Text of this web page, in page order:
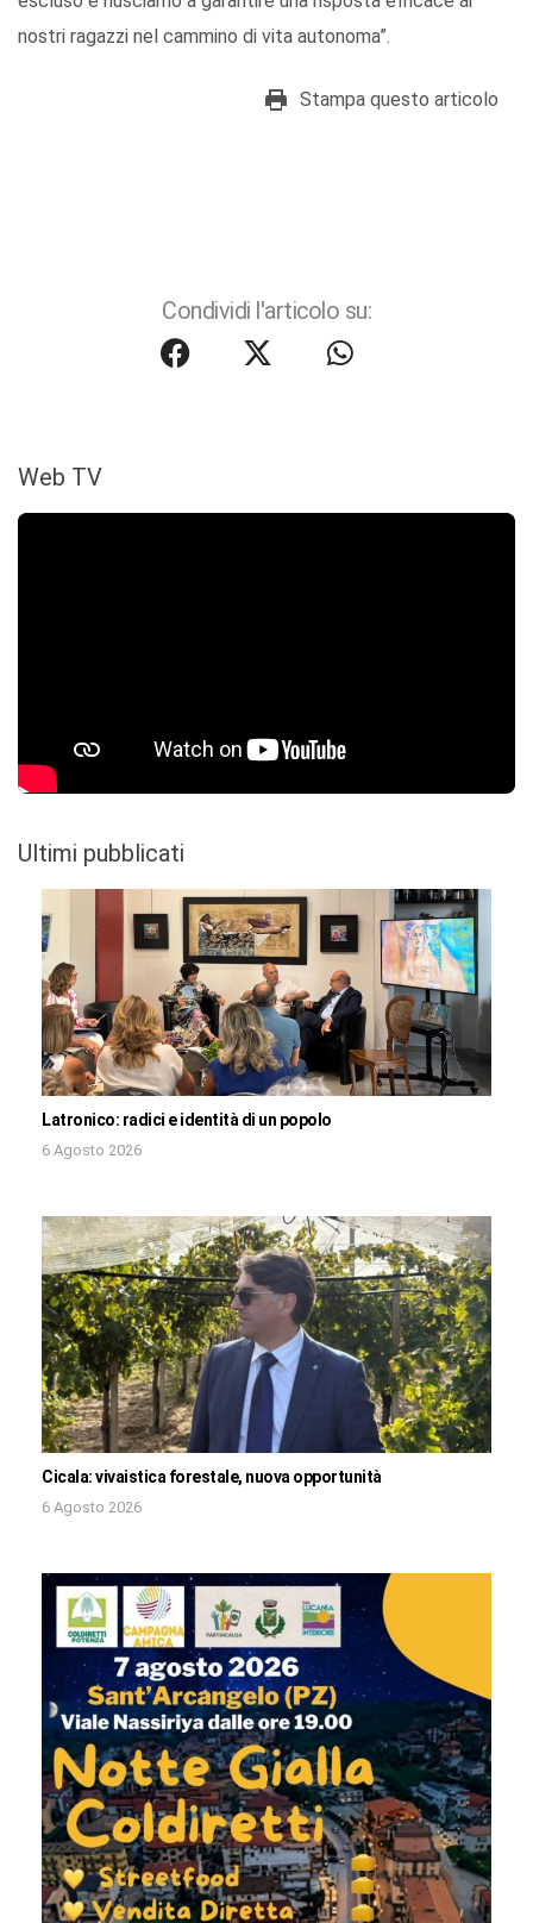
nostri ragazzi nel cammino di vita autonoma”.
Stampa questo articolo
Condividi l'articolo su:
Web TV
Ultimi pubblicati
Latronico: radici e identità di un popolo
6 Agosto 2026
Cicala: vivaistica forestale, nuova opportunità
6 Agosto 2026